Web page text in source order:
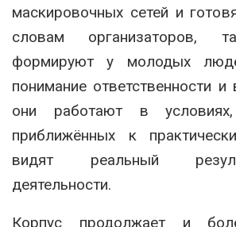
маскировочных сетей и
словам организаторов,
формируют у молодых
понимание ответственности
они работают в условиях,
приближённых к
видят реальный
деятельности.
Корпус продолжает и